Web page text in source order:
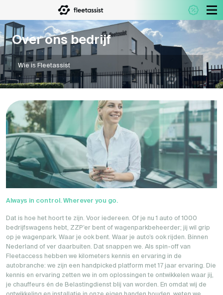
Over ons bedrijf
Wie is Fleetassist
Always in control. Wherever you go.
Dat is hoe het hoort te zijn. Voor iedereen. Of je nu 1 auto of 1000
bedrijfswagens hebt, ZZP’er bent of wagenparkbeheerder; jij wil grip
op je wagenpark. Waar je ook bent. Waar je auto’s ook rijden. Binnen
Nederland of ver daarbuiten. Dat snappen we. Als spin-off van
Fleetaccess hebben we kilometers kennis en ervaring in de
autobranche: we zijn een handpicked platform met 17 jaar ervaring. Die
kennis en ervaring zetten we in om oplossingen te ontwikkelen waar jij,
je chauffeurs én de Belastingdienst blij van worden. En omdat wij de